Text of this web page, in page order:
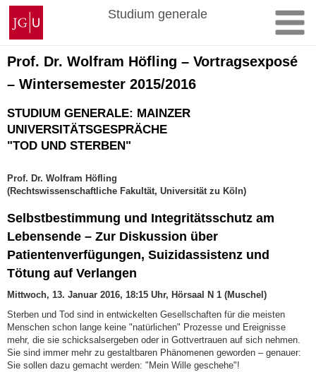
Zum
Inhalt
springen
Johannes
Gutenberg-
Universität
Mainz
Studium generale
Prof. Dr. Wolfram Höfling – Vortragsexposé
– Wintersemester 2015/2016
STUDIUM GENERALE: MAINZER
UNIVERSITÄTSGESPRÄCHE
"TOD UND STERBEN"
Prof. Dr. Wolfram Höfling
(Rechtswissenschaftliche Fakultät, Universität zu Köln)
Selbstbestimmung und Integritätsschutz am
Lebensende – Zur Diskussion über
Patientenverfügungen, Suizidassistenz und
Tötung auf Verlangen
Mittwoch, 13. Januar 2016, 18:15 Uhr, Hörsaal N 1 (Muschel)
Sterben und Tod sind in entwickelten Gesellschaften für die meisten
Menschen schon lange keine "natürlichen" Prozesse und Ereignisse
mehr, die sie schicksalsergeben oder in Gottvertrauen auf sich nehmen.
Sie sind immer mehr zu gestaltbaren Phänomenen geworden – genauer:
Sie sollen dazu gemacht werden: "Mein Wille geschehe"!